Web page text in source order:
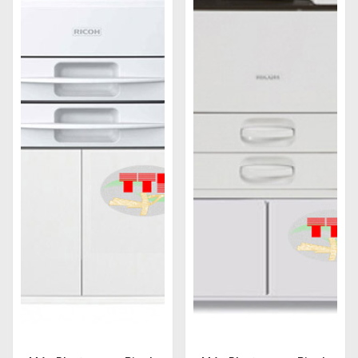
Các máy photocopy Ricoh thường có tốc độ sao
chụp từ 20 trang/ phút đến 60 trang/ phút. Tuy
nhiên, một số có thể đạt được tốc độ sao chụp lên
tới 120 trang/ phút. Tốc độ sao chụp nhanh giúp
tăng năng suất làm việc của các tổ chức và doanh
nghiệp, giảm thời gian chờ đợi và tăng độ chính xác
và độ tin cậy trong quá trình sao chụp. Đây là một
ưu điểm lớn giúp máy ghi điểm trong mắt người sử
hiện đại, tiên tiến được trang bị các linh kiện chất
lượng cao và được sản xuất với các tiêu chuẩn chất